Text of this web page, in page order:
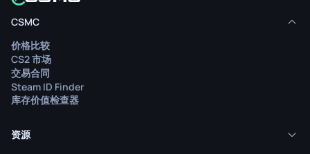
CSMC
价格比较
CS2 市场
交易合同
Steam ID Finder
库存价值检查器
资源